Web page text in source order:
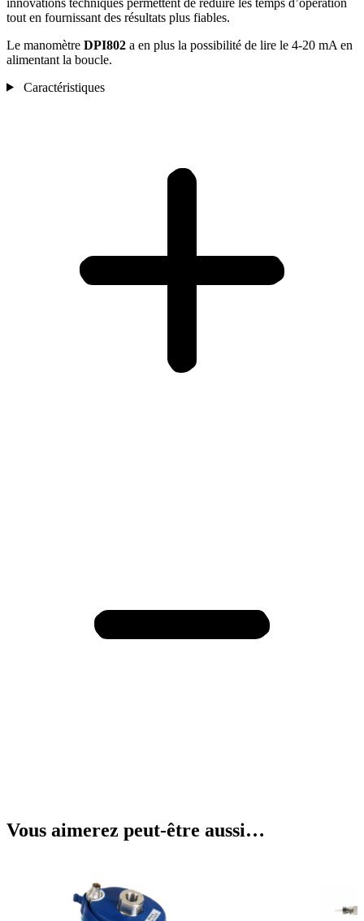
tout en fournissant des résultats plus fiables.
Le manomètre DPI802 a en plus la possibilité de lire le 4-20 mA en
alimentant la boucle.
Caractéristiques
Vous aimerez peut-être aussi…